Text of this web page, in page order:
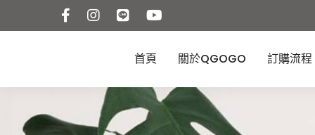
首頁 關於QGOGO 訂購流程